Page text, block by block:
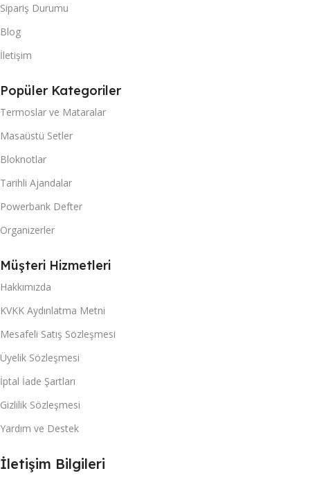
Sipariş Durumu
Blog
İletişim
Popüler Kategoriler
Termoslar ve Mataralar
Masaüstü Setler
Bloknotlar
Tarihli Ajandalar
Powerbank Defter
Organizerler
Müşteri Hizmetleri
Hakkımızda
KVKK Aydınlatma Metni
Mesafeli Satış Sözleşmesi
Üyelik Sözleşmesi
İptal İade Şartları
Gizlilik Sözleşmesi
Yardım ve Destek
İletişim Bilgileri